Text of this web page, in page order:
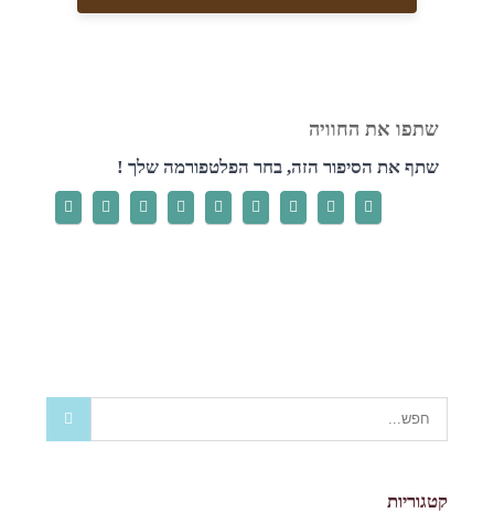
שתף את הסיפור הזה, בחר הפלטפורמה שלך !
קטגוריות